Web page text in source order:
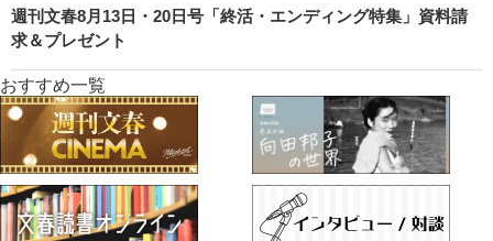
週刊文春8月13日・20日号「終活・エンディング特集」資料請
求＆プレゼント
おすすめ一覧